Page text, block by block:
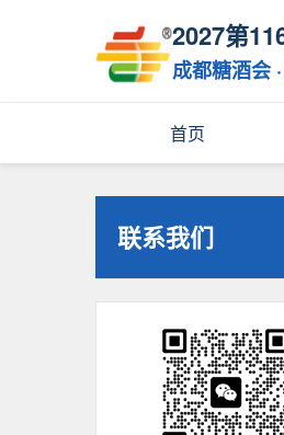
2027第
成都糖酒会
首页
联系我们